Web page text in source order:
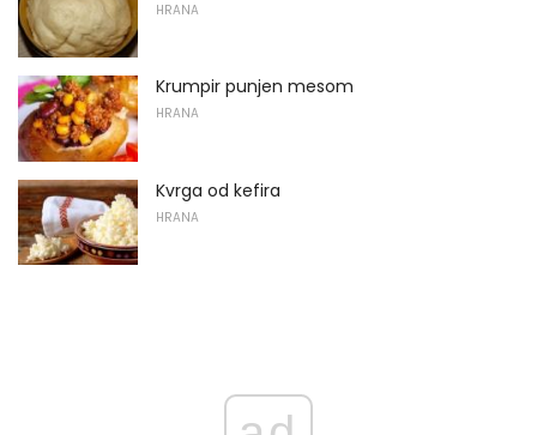
HRANA
Krumpir punjen mesom
HRANA
Kvrga od kefira
HRANA